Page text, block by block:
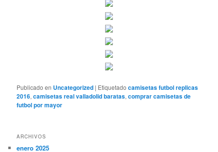
Publicado en Uncategorized | Etiquetado camisetas futbol replicas
2016,camisetas real valladolid baratas,comprar camisetas de
futbol por mayor
ARCHIVOS
enero 2025